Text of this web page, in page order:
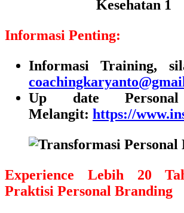
Informasi Penting:
Informasi Training,
Up date Personal
Melangit: https://
Experience Lebih 20
Praktisi Personal Branding